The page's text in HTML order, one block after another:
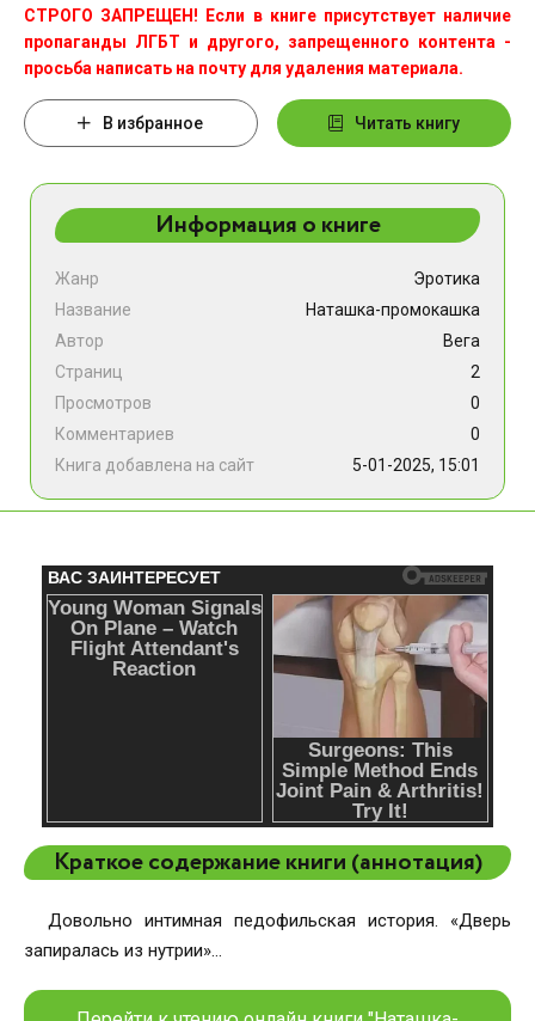
СТРОГО ЗАПРЕЩЕН! Если в книге присутствует наличие
пропаганды ЛГБТ и другого, запрещенного контента -
просьба написать на почту для удаления материала.
В избранное Читать книгу
Информация о книге
Жанр
Эротика
Название
Наташка-промокашка
Автор
Вега
Страниц
2
Просмотров
0
Комментариев
0
Книга добавлена на сайт
5-01-2025, 15:01
Краткое содержание книги (аннотация)
Довольно интимная педофильская история. «Дверь
запиралась из нутрии»…